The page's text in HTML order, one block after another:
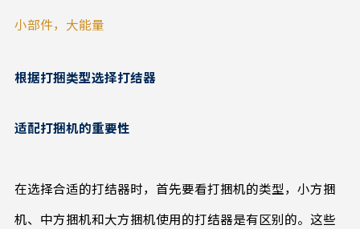
小部件，大能量
根据打捆类型选择打结器
适配打捆机的重要性
在选择合适的打结器时，首先要看打捆机的类型，小方捆
机、中方捆机和大方捆机使用的打结器是有区别的。这些